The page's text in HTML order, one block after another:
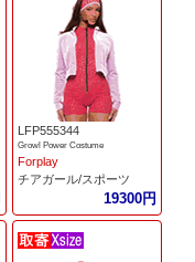
LFP555344
Growl Power Costume
Forplay
チアガール/スポーツ
19300円